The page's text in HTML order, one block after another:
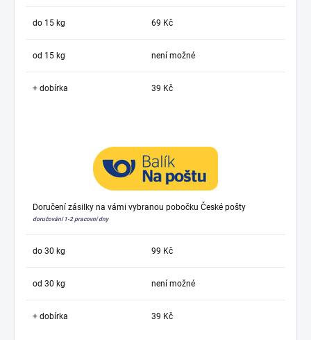
do 15 kg 69 Kč
od 15 kg není možné
+ dobírka 39 Kč
Doručení zásilky na vámi vybranou pobočku České pošty
doručování 1-2 pracovní dny
do 30 kg 99 Kč
od 30 kg není možné
+ dobírka 39 Kč